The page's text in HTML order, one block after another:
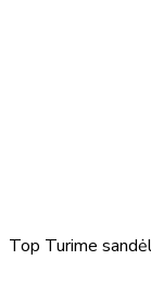
Top Turime